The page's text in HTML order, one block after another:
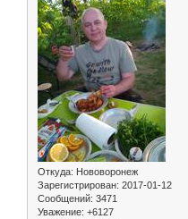
Откуда: Нововоронеж
Зарегистрирован: 2017-01-12
Сообщений: 3471
Уважение: +6127